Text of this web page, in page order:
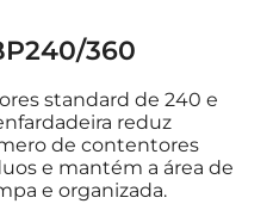
360
standard de 240 e
reduz
de contentores
e mantém a área de
e organizada.